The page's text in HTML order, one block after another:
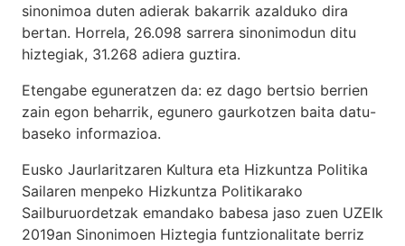
sinonimoa duten adierak bakarrik azalduko dira
bertan. Horrela, 26.098 sarrera sinonimodun ditu
hiztegiak, 31.268 adiera guztira.
Etengabe eguneratzen da: ez dago bertsio berrien
zain egon beharrik, egunero gaurkotzen baita datu-
baseko informazioa.
Eusko Jaurlaritzaren Kultura eta Hizkuntza Politika
Sailaren menpeko Hizkuntza Politikarako
Sailburuordetzak emandako babesa jaso zuen UZEIk
2019an Sinonimoen Hiztegia funtzionalitate berriz